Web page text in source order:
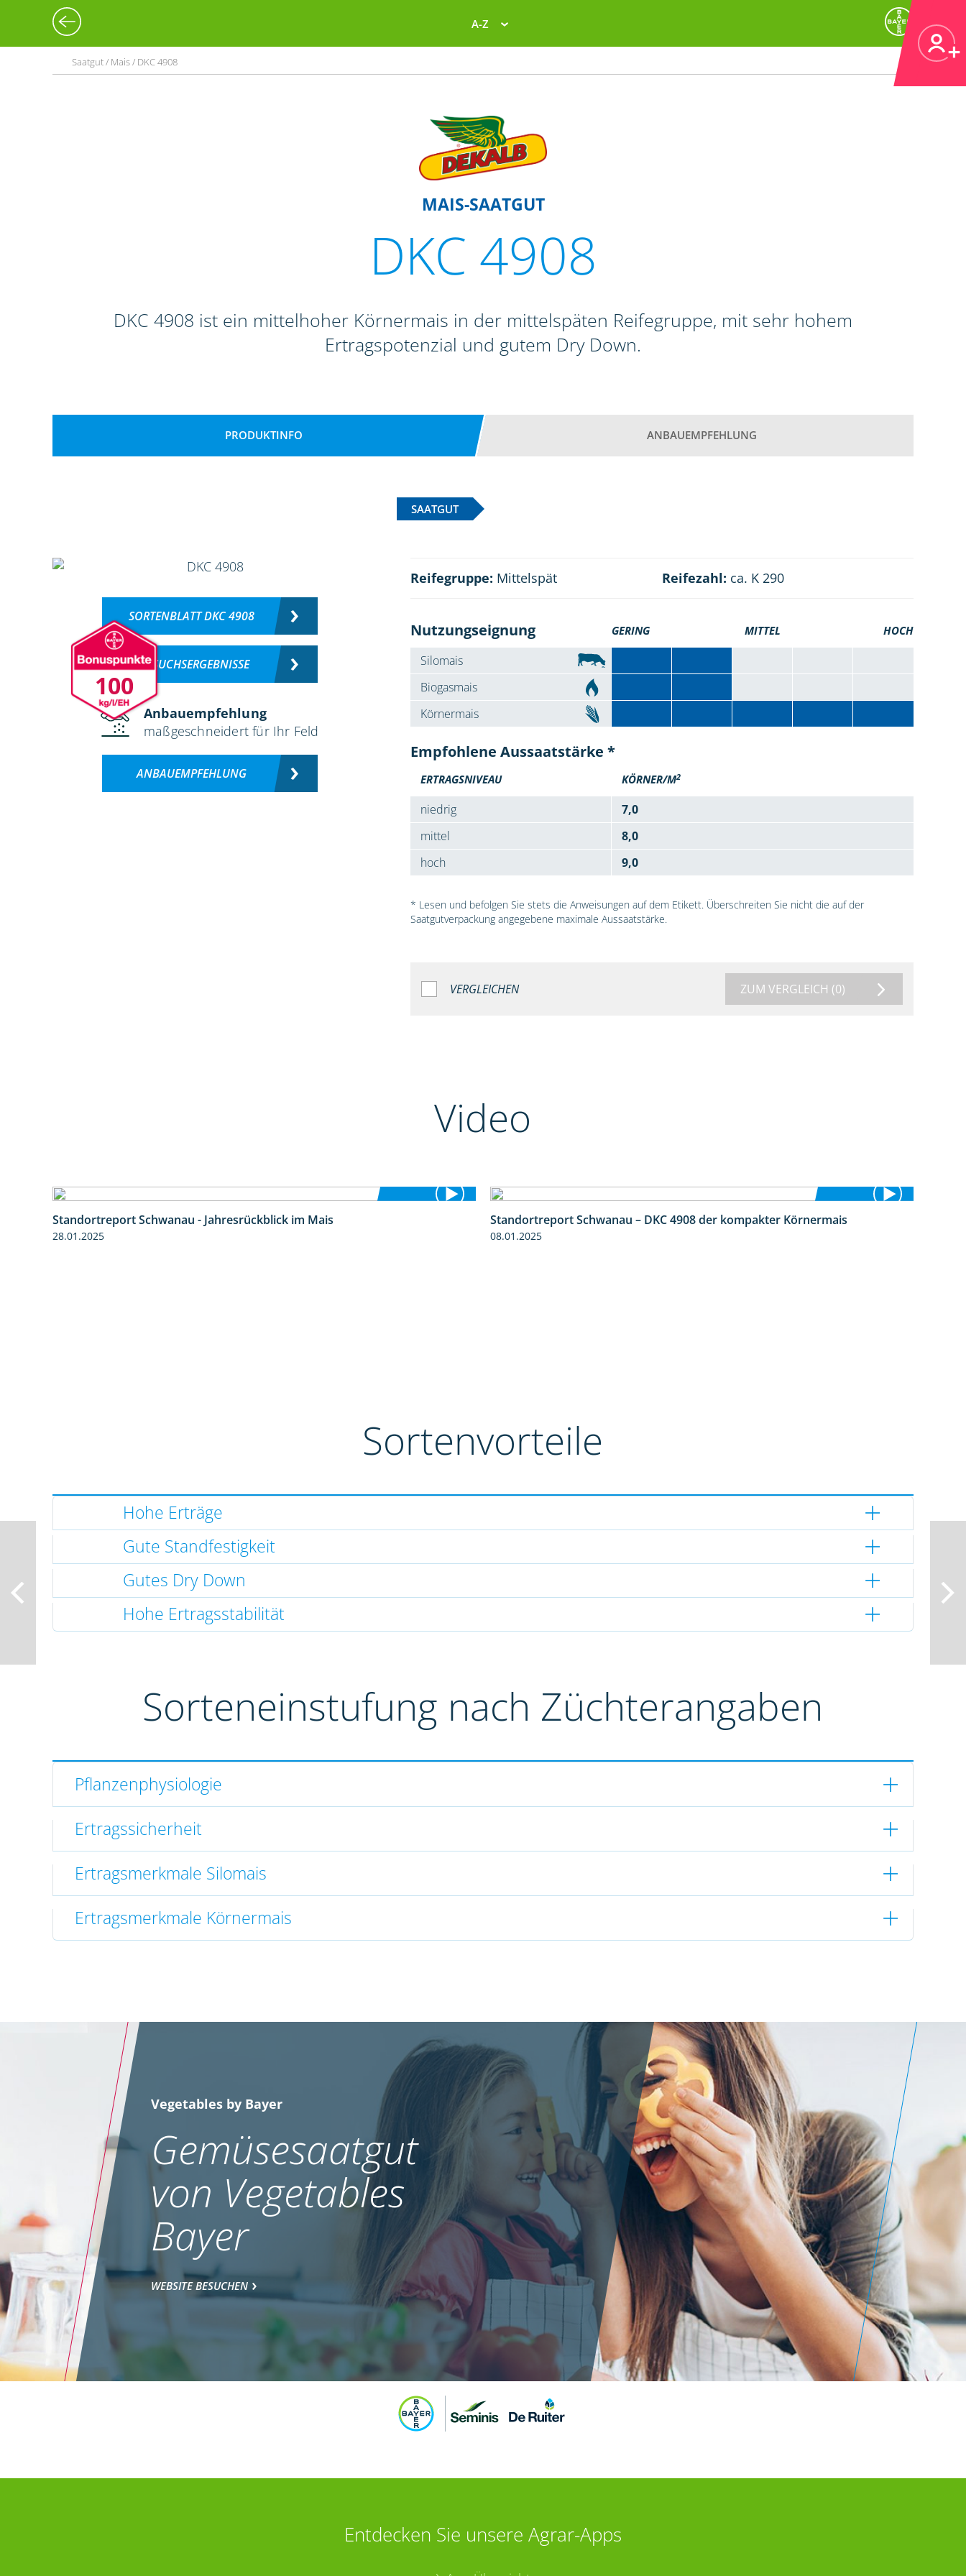
A-Z
Saatgut / Mais / DKC 4908
MAIS-SAATGUT
DKC 4908
DKC 4908 ist ein mittelhoher Körnermais in der mittelspäten Reifegruppe, mit sehr hohem
Ertragspotenzial und gutem Dry Down.
PRODUKTINFO ANBAUEMPFEHLUNG
SAATGUT
100
SORTENBLATT DKC 4908
VERSUCHSERGEBNISSE
Anbauempfehlung
maßgeschneidert für Ihr Feld
ANBAUEMPFEHLUNG
Reifegruppe: Mittelspät Reifezahl: ca. K 290
Nutzungseignung GERING MITTEL HOCH
Silomais
Biogasmais
Körnermais
Empfohlene Aussaatstärke *
ERTRAGSNIVEAU KÖRNER/M2
niedrig
7,0
mittel
8,0
hoch
9,0
* Lesen und befolgen Sie stets die Anweisungen auf dem Etikett. Überschreiten Sie nicht die auf der
Saatgutverpackung angegebene maximale Aussaatstärke.
VERGLEICHEN ZUM VERGLEICH (0)
Video
Standortreport Schwanau - Jahresrückblick im Mais
28.01.2025
Standortreport Schwanau – DKC 4908 der kompakter Körnermais
08.01.2025
Sortenvorteile
Hohe Erträge
Gute Standfestigkeit
Gutes Dry Down
Hohe Ertragsstabilität
Sorteneinstufung nach Züchterangaben
Pflanzenphysiologie
Ertragssicherheit
Ertragsmerkmale Silomais
Ertragsmerkmale Körnermais
Vegetables by Bayer
Gemüsesaatgut
von Vegetables
Bayer
WEBSITE BESUCHEN
Entdecken Sie unsere Agrar-Apps